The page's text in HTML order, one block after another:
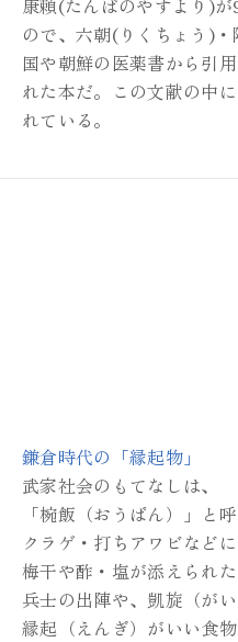
康頼(たんばのやすより)が
ので、 六朝(りくちょう)
国や朝鮮の医薬書から引用
れた本だ。 この文献の中
れている。
鎌倉時代の「縁起物」
武家社会のもてなしは、
「椀飯（おうばん）」と呼
クラゲ・打ちアワビなどに
梅干や酢・塩が添えられた
兵士の出陣や、凱旋（が
縁起（えんぎ）がいい食